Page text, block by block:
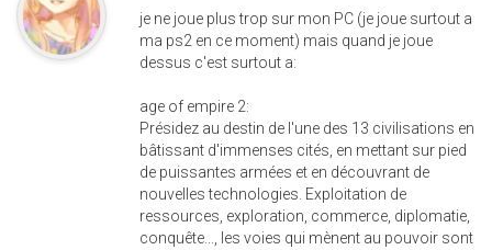
je ne joue plus trop sur mon PC (je joue surtout a
ma ps2 en ce moment) mais quand je joue
dessus c'est surtout a:
age of empire 2:
Présidez au destin de l'une des 13 civilisations en
bâtissant d'immenses cités, en mettant sur pied
de puissantes armées et en découvrant de
nouvelles technologies. Exploitation de
ressources, exploration, commerce, diplomatie,
conquête..., les voies qui mènent au pouvoir sont